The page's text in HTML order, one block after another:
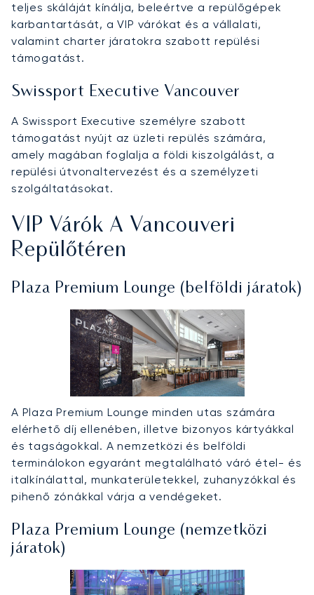
teljes skáláját kínálja, beleértve a repülőgépek
karbantartását, a VIP várókat és a vállalati,
valamint charter járatokra szabott repülési
támogatást.
Swissport Executive Vancouver
A Swissport Executive személyre szabott
támogatást nyújt az üzleti repülés számára,
amely magában foglalja a földi kiszolgálást, a
repülési útvonaltervezést és a személyzeti
szolgáltatásokat.
VIP Várók A Vancouveri
Repülőtéren
Plaza Premium Lounge (belföldi járatok)
A Plaza Premium Lounge minden utas számára
elérhető díj ellenében, illetve bizonyos kártyákkal
és tagságokkal. A nemzetközi és belföldi
terminálokon egyaránt megtalálható váró étel- és
italkínálattal, munkaterületekkel, zuhanyzókkal és
pihenő zónákkal várja a vendégeket.
Plaza Premium Lounge (nemzetközi
járatok)